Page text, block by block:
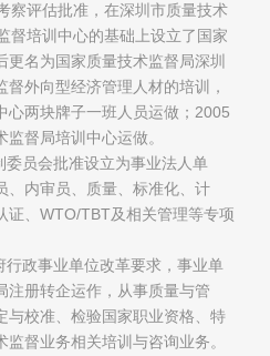
察评估批准，在深圳市质量技术
督培训中心的基础上设立了国家
名为国家质量技术监督局深圳
外向型经济管理人材的培训，
心两块牌子一班人员运做；2005
督局培训中心运做。
员会批准设立为事业法人单
、内审员、质量、标准化、计
证、WTO/TBT及相关管理等专项
政事业单位改革要求，事业单
注册转企运作，从事质量与管
与校准、检验国家职业资格、特
督业务相关培训与咨询业务。